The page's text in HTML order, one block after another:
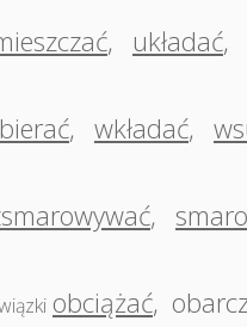
, układać,
, wkładać,
,
obciążać,